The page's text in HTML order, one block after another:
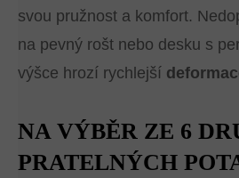
svou pružnost a komfort.
na pevný rošt nebo desku s
výšce hrozí rychlejší
NA VÝBĚR ZE 6
PRATELNÝCH